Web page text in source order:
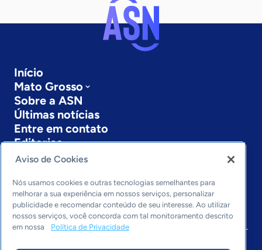
Início
Mato Grosso
Sobre a ASN
Últimas notícias
Entre em contato
Editorias
Economia & Política
Inovação & Tecnologia
Cultura empreendedora
Dados
Arquivo
Aviso de Cookies
Nós usamos cookies e outras tecnologias semelhantes para
melhorar a sua experiência em nossos serviços, personalizar
publicidade e recomendar conteúdo de seu interesse. Ao utilizar
nossos serviços, você concorda com tal monitoramento descrito
em nossa
Política de Privacidade